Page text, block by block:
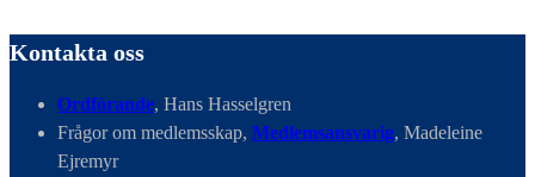
Kontakta oss
Ordförande, Hans Hasselgren
Frågor om medlemsskap, Medlemsansvarig, Madeleine
Ejremyr